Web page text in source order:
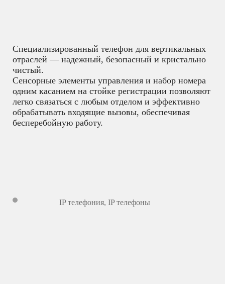
Специализированный телефон для вертикальных
отраслей — надежный, безопасный и кристально
чистый.
Сенсорные элементы управления и набор номера
одним касанием на стойке регистрации позволяют
легко связаться с любым отделом и эффективно
обрабатывать входящие вызовы, обеспечивая
бесперебойную работу.
IP телефония, IP телефоны